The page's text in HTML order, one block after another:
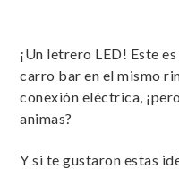
¡Un letrero LED! Este
carro bar en el mismo
conexión eléctrica,
animas?
Y si te gustaron estas